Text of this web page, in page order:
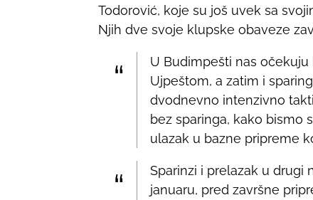
Todorović, koje su još uvek sa
Njih dve svoje klupske obaveze
U Budimpešti nas
Ujpeštom, a zatim i
dvodnevno intenzivno
bez sparinga, kako bismo
ulazak u bazne pripreme
Sparinzi i prelazak u drugi
januaru, pred završne